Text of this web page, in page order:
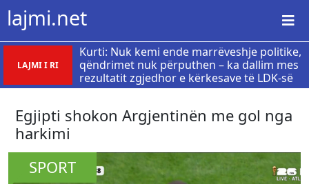
lajmi.net
LAJMI I RI
Kurti: Nuk kemi ende marrëveshje politike,
qëndrimet nuk përputhen – ka dallim mes
rezultatit zgjedhor e kërkesave të LDK-së
Egjipti shokon Argjentinën me gol nga
harkimi
SPORT